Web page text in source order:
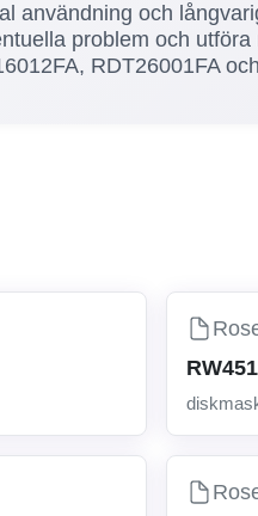
användning och
problem och
RDT26001FA